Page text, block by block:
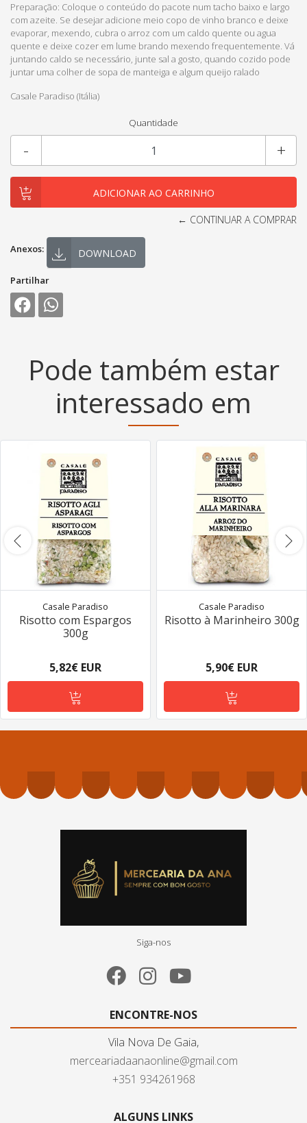
Preparação: Coloque o conteúdo do pacote num tacho baixo e largo
com azeite. Se desejar adicione meio copo de vinho branco e deixe
evaporar, mexendo, cubra o arroz com um caldo quente ou agua
quente e deixe cozer em lume brando mexendo frequentemente. Vá
juntando caldo se necessário, junte sal a gosto, quando cozido pode
juntar uma colher de sopa de manteiga e algum queijo ralado
Casale Paradiso (Itália)
Quantidade
+
-
← CONTINUAR A COMPRAR
Anexos: DOWNLOAD
Partilhar
Pode também estar
interessado em
Casale Paradiso
Risotto com Espargos
300g
5,82€ EUR
Casale Paradiso
Risotto à Marinheiro 300g
5,90€ EUR
Siga-nos
ENCONTRE-NOS
Vila Nova De Gaia,
merceariadaanaonline@gmail.com
+351 934261968
ALGUNS LINKS